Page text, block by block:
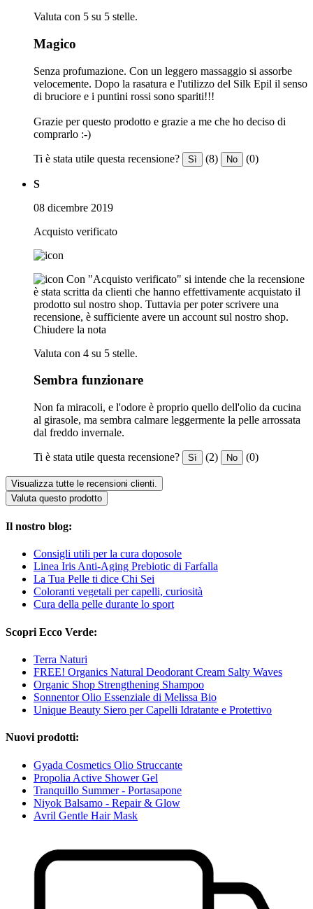
Valuta con 5 su 5 stelle.
Magico
Senza profumazione. Con un leggero massaggio si assorbe
velocemente. Dopo la rasatura e l'utilizzo del Silk Epil il senso
di bruciore e i puntini rossi sono spariti!!!
Grazie per questo prodotto e grazie a me che ho deciso di
comprarlo :-)
Ti è stata utile questa recensione? Sì (8) No (0)
S
08 dicembre 2019
Acquisto verificato
Con "Acquisto verificato" si intende che la recensione
è stata scritta da clienti che hanno effettivamente acquistato il
prodotto sul nostro shop. Tuttavia per poter scrivere una
recensione, è sufficiente avere un account sul nostro shop.
Chiudere la nota
Valuta con 4 su 5 stelle.
Sembra funzionare
Non fa miracoli, e l'odore è proprio quello dell'olio da cucina
al girasole, ma sembra calmare leggermente la pelle arrossata
dal freddo invernale.
Ti è stata utile questa recensione? Sì (2) No (0)
Visualizza tutte le recensioni clienti.
Valuta questo prodotto
Il nostro blog:
Consigli utili per la cura doposole
Linea Iris Anti-Aging Prebiotic di Farfalla
La Tua Pelle ti dice Chi Sei
Coloranti vegetali per capelli, curiosità
Cura della pelle durante lo sport
Scopri Ecco Verde:
Terra Naturi
FREE! Organics Natural Deodorant Cream Salty Waves
Organic Shop Strengthening Shampoo
Sonnentor Olio Essenziale di Melissa Bio
Unique Beauty Siero per Capelli Idratante e Protettivo
Nuovi prodotti:
Gyada Cosmetics Olio Struccante
Propolia Active Shower Gel
Tranquillo Summer - Portasapone
Niyok Balsamo - Repair & Glow
Avril Gentle Hair Mask